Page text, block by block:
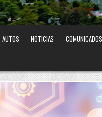
AUTOS NOTICIAS COMUNICADOS